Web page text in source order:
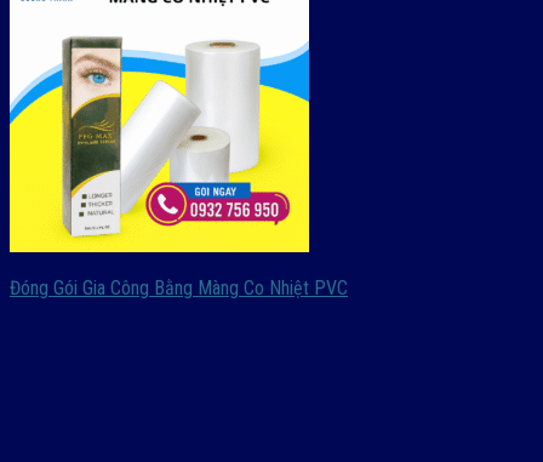
Đóng Gói Gia Công Bằng Màng Co Nhiệt PVC